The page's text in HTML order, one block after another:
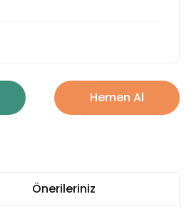
Hemen Al
Önerileriniz